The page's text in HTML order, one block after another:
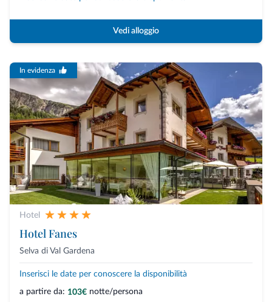
Vedi alloggio
In evidenza
Hotel
Hotel Fanes
Selva di Val Gardena
Inserisci le date per conoscere la disponibilità
a partire da: 103€ notte/persona